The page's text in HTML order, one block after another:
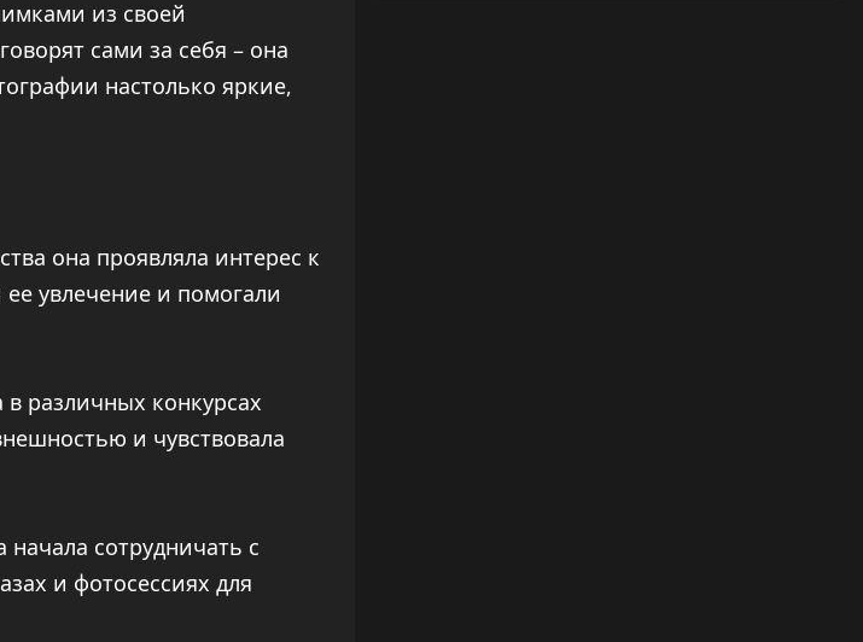
из своей
сами за себя – она
настолько яркие,
она проявляла интерес к
увлечение и помогали
различных конкурсах
и чувствовала
сотрудничать с
и фотосессиях для